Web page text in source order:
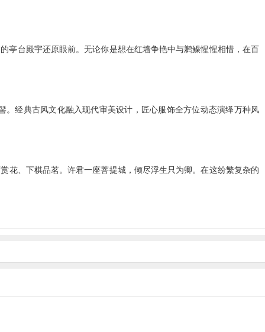
亭台殿宇还原眼前。无论你是想在红墙争艳中与鹣鲽惺惺相惜，在百
经典古风文化融入现代审美设计，匠心服饰全方位动态演绎万种风
花、下棋品茗。许君一座菩提城，倾尽浮生只为卿。在这纷繁复杂的